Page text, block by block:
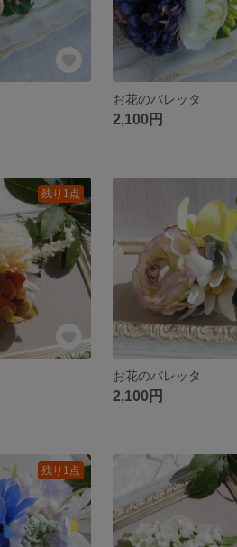
お花のバレッタ
2,100円
残り1点
お花のバレッタ
2,100円
残り1点